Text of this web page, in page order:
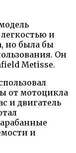
и
но была бы
Он
Metisse.
от мотоцикла
и двигатель
и